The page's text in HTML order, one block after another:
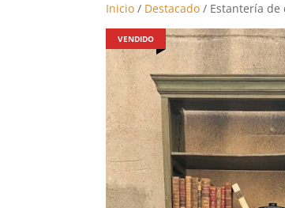
Inicio / Destacado / Estantería de
VENDIDO